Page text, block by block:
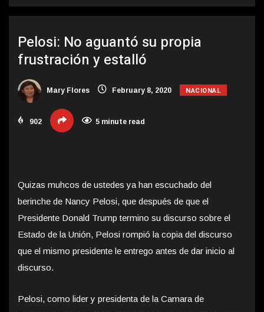
Pelosi: No aguantó su propia
frustración y estalló
Mary Flores February 8, 2020 NACIONAL
902 5 minute read
Quizas muhcos de ustedes ya han escuchado del
berinche de Nancy Pelosi, que después de que el
Presidente Donald Trump termino su discurso sobre el
Estado de la Unión, Pelosi rompió la copia del discurso
que el mismo presidente le entrego antes de dar inicio al
discurso.
Pelosi, como lider y presidenta de la Camara de